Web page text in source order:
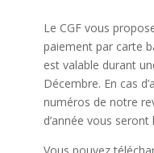
Le CGF vous
paiement par carte
est valable durant
Décembre. En cas
numéros de notre
d’année vous seront